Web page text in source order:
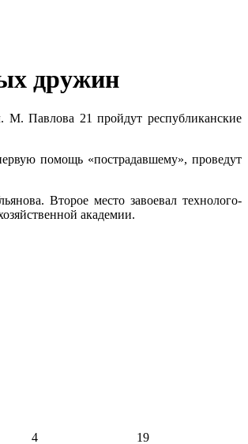
дружин
М. Павлова 21 пройдут республиканские
помощь «пострадавшему», проведут
Второе место завоевал технолого-
академии.
4 19